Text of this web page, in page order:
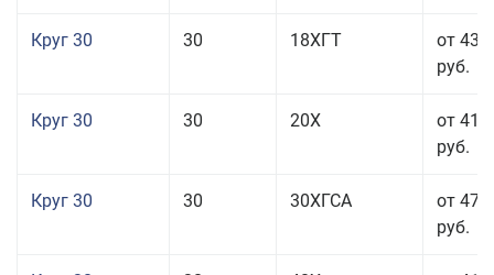
Круг 30 30 18ХГТ
от 43
руб.
Круг 30 30 20Х
от 41
руб.
Круг 30 30 30ХГСА
от 47
руб.